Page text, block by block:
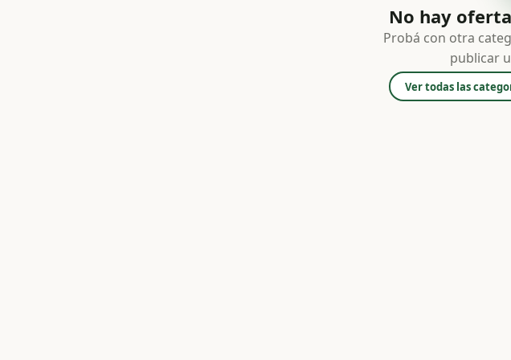
No hay
Probá con otra
publicar
Ver todas las